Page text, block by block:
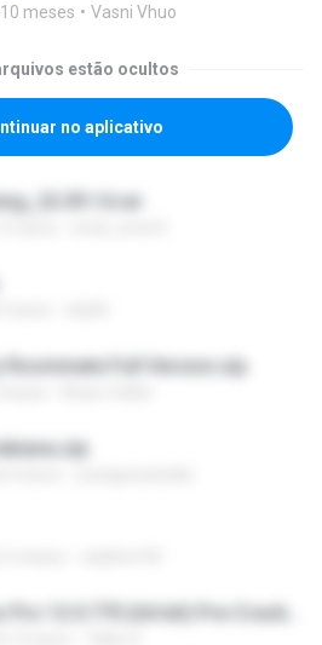
meses Vasni Vhuo
estão ocultos
no aplicativo
Roommate Full Version.zip